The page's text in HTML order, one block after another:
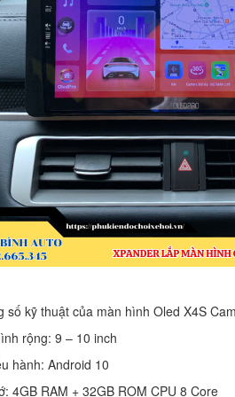
số kỹ thuật của màn hình Oled X4S
rộng: 9 – 10 inch
hành: Android 10
4GB RAM + 32GB ROM CPU 8 Core